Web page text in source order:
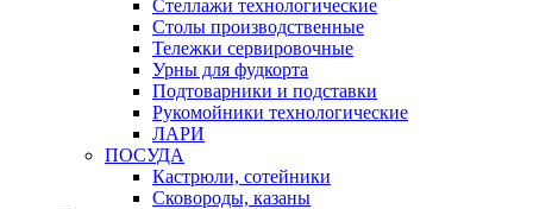
Стеллажи технологические
Столы производственные
Тележки сервировочные
Урны для фудкорта
Подтоварники и подставки
Рукомойники технологические
ЛАРИ
ПОСУДА
Кастрюли, сотейники
Сковороды, казаны